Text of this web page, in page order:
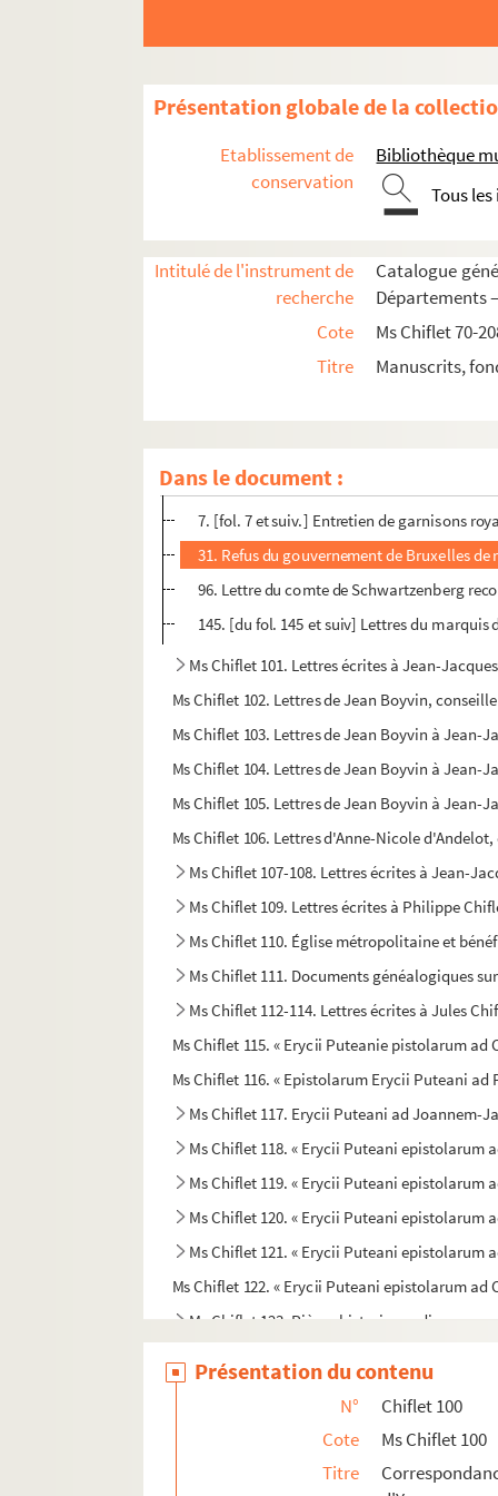
Présentation globale de la
Etablissement de
conservation
Bibliothèque
Tous
Intitulé de l'instrument de
recherche
Catalogue
Départements
Cote
Ms Chiflet 70-
Titre
Manuscrits,
Dans le document :
Ms Chiflet 93. Divers ordres de chevalerie.
Ms Chiflet 95. Statuts des ordres de
Ms Chiflet 96. « Journal historique des
Ms Chiflet 97. « Papiers pour la vie de
Ms Chiflet 98. Lettres écrites à divers
Ms Chiflet 99. Correspondances diverses, etc.
Ms Chiflet 100. Correspondance de Philippe
Fol. 7 et suiv. Entretien de garnisons
Fol. 183. « Table des lettres contenues dans
1. Lettre de Clériadus de Vergy,
6. Lettre du duc Georges de Würtemberg
7. [fol. 7 et suiv.] Entretien de garnisons
31. Refus du gouvernement de Bruxelles
96. Lettre du comte de Schwartzenberg
145. [du fol. 145 et suiv] Lettres du
Ms Chiflet 101. Lettres écrites à Jean-
Ms Chiflet 102. Lettres de Jean Boyvin,
Ms Chiflet 103. Lettres de Jean Boyvin à Jean-
Ms Chiflet 104. Lettres de Jean Boyvin à Jean-
Ms Chiflet 105. Lettres de Jean Boyvin à
Ms Chiflet 106. Lettres d'Anne-Nicole
Ms Chiflet 107-108. Lettres écrites à Jean-
Ms Chiflet 109. Lettres écrites à Philippe
Ms Chiflet 110. Église métropolitaine et
Ms Chiflet 111. Documents généalogiques
Ms Chiflet 112-114. Lettres écrites à Jules
Ms Chiflet 115. « Erycii Puteanie pistolarum ad
Ms Chiflet 116. « Epistolarum Erycii Puteani
Ms Chiflet 117. Erycii Puteani ad Joannem-
Ms Chiflet 118. « Erycii Puteani epistolarum
Ms Chiflet 119. « Erycii Puteani epistolarum
Ms Chiflet 120. « Erycii Puteani epistolarum
Ms Chiflet 121. « Erycii Puteani epistolarum
Ms Chiflet 122. « Erycii Puteani epistolarum ad
Ms Chiflet 123. Pièces historiques diverses
Présentation du contenu
N°
Chiflet 100
Cote
Ms Chiflet 100
Titre